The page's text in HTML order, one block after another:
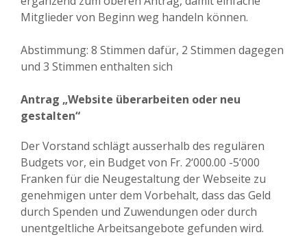
Mitglieder von Beginn weg handeln können.
Abstimmung: 8 Stimmen dafür, 2 Stimmen dagegen
und 3 Stimmen enthalten sich
Antrag „Website überarbeiten oder neu
gestalten“
Der Vorstand schlägt ausserhalb des regulären
Budgets vor, ein Budget von Fr. 2‘000.00 -5‘000
Franken für die Neugestaltung der Webseite zu
genehmigen unter dem Vorbehalt, dass das Geld
durch Spenden und Zuwendungen oder durch
unentgeltliche Arbeitsangebote gefunden wird.